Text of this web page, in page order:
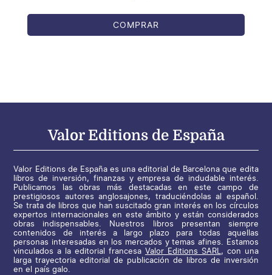
COMPRAR
Valor Editions de España
Valor Editions de España es una editorial de Barcelona que edita
libros de inversión, finanzas y empresa de indudable interés.
Publicamos las obras más destacadas en este campo de
prestigiosos autores anglosajones, traduciéndolas al español.
Se trata de libros que han suscitado gran interés en los círculos
expertos internacionales en este ámbito y están considerados
obras indispensables. Nuestros libros presentan siempre
contenidos de interés a largo plazo para todas aquellas
personas interesadas en los mercados y temas afines. Estamos
vinculados a la editorial francesa Valor Editions SARL, con una
larga trayectoria editorial de publicación de libros de inversión
en el país galo.